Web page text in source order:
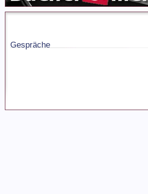
Gespräche